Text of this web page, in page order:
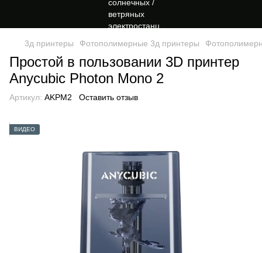
3д принтеры Фотополимерные 3д принтеры
Простой в пользовании 3D принтер
Anycubic Photon Mono 2
Артикул: AKPM2 Оставить отзыв
ВИДЕО